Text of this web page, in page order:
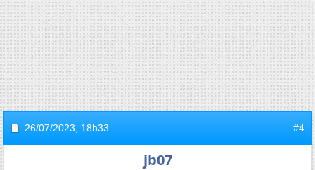
26/07/2023, 18h33 #4
jb07